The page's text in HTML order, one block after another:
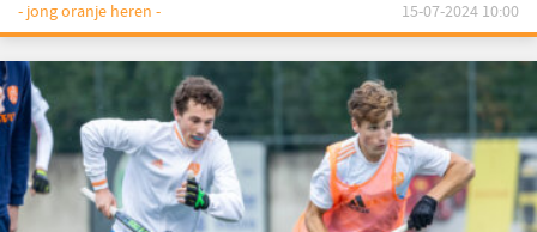
- jong oranje heren - 15-07-2024 10:00